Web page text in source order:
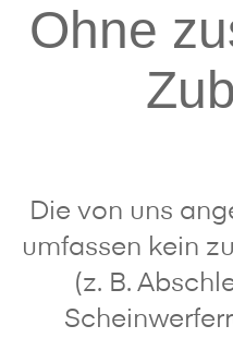
Ohne
Die von uns
umfassen kein
(z. B.